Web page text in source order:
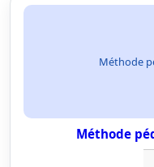
Méthode
Méthode